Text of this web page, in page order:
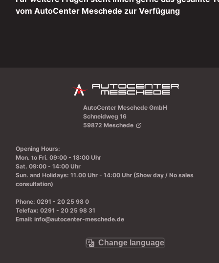
vom AutoCenter Meschede zur Verfügung
AutoCenter Meschede GmbH
Schneidweg 16
59872 Meschede
Opening Hours:
Mon. to Fri. 09:00 - 18:00 Uhr
Sat. 09:00 - 14:00 Uhr
Sun. and Holidays: 11.00 Uhr - 14:00 Uhr (Show day / No sales
consultation)
Phone: 0291 - 20 25 98 0
Telefax: 0291 - 20 25 98 31
Email: info@autocenter-meschede.de
Change language